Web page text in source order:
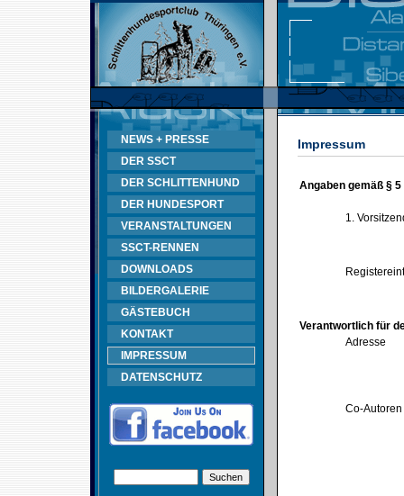
NEWS + PRESSE
DER SSCT
DER SCHLITTENHUND
DER HUNDESPORT
VERANSTALTUNGEN
SSCT-RENNEN
DOWNLOADS
BILDERGALERIE
GÄSTEBUCH
KONTAKT
IMPRESSUM
DATENSCHUTZ
Impressum
Angaben gemäß § 5
1.
Verantwortlich für
Adresse
Co-Autoren